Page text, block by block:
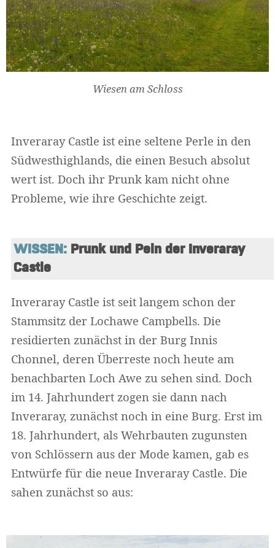
Wiesen am Schloss
Inveraray Castle ist eine seltene Perle in den
Südwesthighlands, die einen Besuch absolut
wert ist. Doch ihr Prunk kam nicht ohne
Probleme, wie ihre Geschichte zeigt.
WISSEN: Prunk und Pein der Inveraray
Castle
Inveraray Castle ist seit langem schon der
Stammsitz der Lochawe Campbells. Die
residierten zunächst in der Burg Innis
Chonnel, deren Überreste noch heute am
benachbarten Loch Awe zu sehen sind. Doch
im 14. Jahrhundert zogen sie dann nach
Inveraray, zunächst noch in eine Burg. Erst im
18. Jahrhundert, als Wehrbauten zugunsten
von Schlössern aus der Mode kamen, gab es
Entwürfe für die neue Inveraray Castle. Die
sahen zunächst so aus:
Widerrufsformular